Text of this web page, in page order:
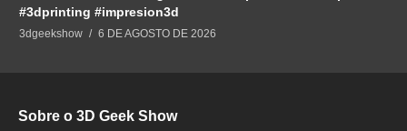
#3dprinting #impresion3d
3dgeekshow 6 DE AGOSTO DE 2026
Sobre o 3D Geek Show